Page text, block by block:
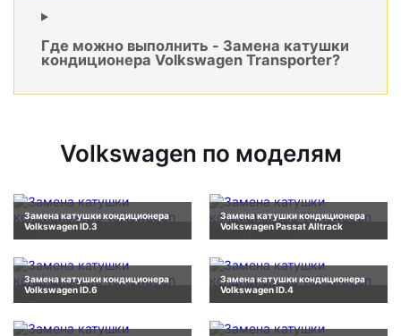
Где можно выполнить - Замена катушки
кондиционера Volkswagen Transporter?
Volkswagen по моделям
Замена катушки кондиционера
Volkswagen ID.3
Замена катушки кондиционера
Volkswagen Passat Alltrack
Замена катушки кондиционера
Volkswagen ID.6
Замена катушки кондиционера
Volkswagen ID.4